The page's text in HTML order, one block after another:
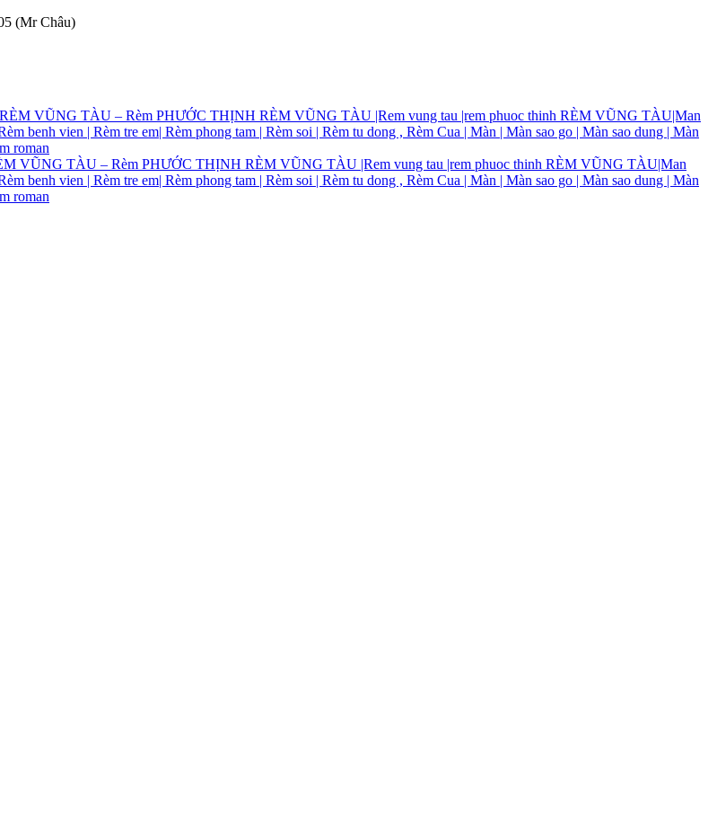
(Mr Châu)
VŨNG TÀU – Rèm PHƯỚC THỊNH RÈM VŨNG TÀU |Rem vung tau |rem phuoc thinh RÈM VŨNG TÀU|Man
benh vien | Rèm tre em| Rèm phong tam | Rèm soi | Rèm tu dong , Rèm Cua | Màn | Màn sao go | Màn sao dung | Màn
roman